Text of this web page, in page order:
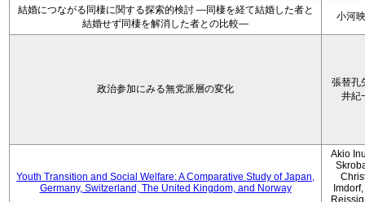
結婚につながる同棲に関する探索的検討 ―同棲を経て結婚した者と
結婚せず同棲を解消した者との比較―
小河
政治参加にみる無党派層の変化
張替孔
井紀
Youth Transition and Social Welfare: A Comparative Study of Japan,
Germany, Switzerland, The United Kingdom, and Norway
Akio